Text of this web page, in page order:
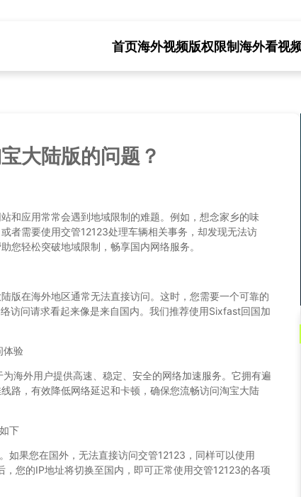
首页海外视频版权限制海外看视
大陆版的问题？
和应用常常会遇到地域限制的难题。例如，想念家乡的味
者需要使用交管12123处理车辆相关事务，却发现无法访
您轻松突破地域限制，畅享国内网络服务。
版在海外地区通常无法直接访问。这时，您需要一个可靠的
访问请求看起来像是来自国内。我们推荐使用Sixfast回国加
体验
海外用户提供高速、稳定、安全的网络加速服务。它拥有遍
路，有效降低网络延迟和卡顿，确保您流畅访问淘宝大陆
下
如果您在国外，无法直接访问交管12123，同样可以使用
您的IP地址将切换至国内，即可正常使用交管12123的各项